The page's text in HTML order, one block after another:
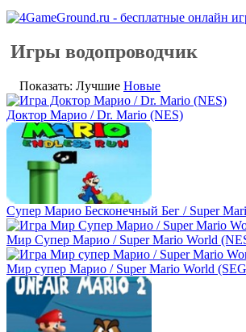
Игры водопроводчик
Показать: Лучшие Новые
Доктор Марио / Dr. Mario (NES)
Супер Марио Бесконечный Бег / Super
Мир Супер Марио / Super Mario World
Мир супер Марио / Super Mario World